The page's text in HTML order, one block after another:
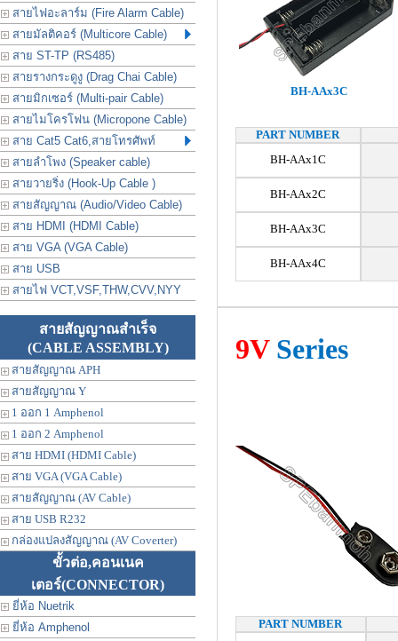
สายไฟอะลาร์ม (Fire Alarm Cable)
สายมัลติคอร์ (Multicore Cable)
สาย ST-TP (RS485)
สายรางกระดูงู (Drag Chai Cable)
สายมิกเซอร์ (Multi-pair Cable)
สายไมโครโฟน (Micropone Cable)
สาย Cat5 Cat6,สายโทรศัพท์
สายลำโพง (Speaker cable)
สายวายริ่ง (Hook-Up Cable )
สายสัญญาณ (Audio/Video Cable)
สาย HDMI (HDMI Cable)
สาย VGA (VGA Cable)
สาย USB
สายไฟ VCT,VSF,THW,CVV,NYY
สายสัญญาณสำเร็จ
(CABLE ASSEMBLY)
สายสัญญาณ APH
สายสัญญาณ Y
1 ออก 1 Amphenol
1 ออก 2 Amphenol
สาย HDMI (HDMI Cable)
สาย VGA (VGA Cable)
สายสัญญาณ (AV Cable)
สาย USB R232
กล่องแปลงสัญญาณ (AV Coverter)
ขั้วต่อ,คอนเนค
เตอร์(CONNECTOR)
ยี่ห้อ Nuetrik
ยี่ห้อ Amphenol
BH-AAx3C
PART NUMBER
BH-AAx1C
BH-AAx2C
BH-AAx3C
BH-AAx4C
9V Series
PART NUMBER